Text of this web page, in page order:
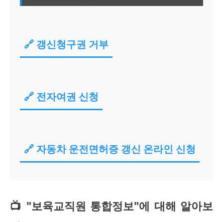
🔗 갱신청구권 거부
🔗 전자여권 신청
🔗 자동차 운전면허증 갱신 온라인 신청
📺 "보육교직원 통합정보"에 대해 알아보